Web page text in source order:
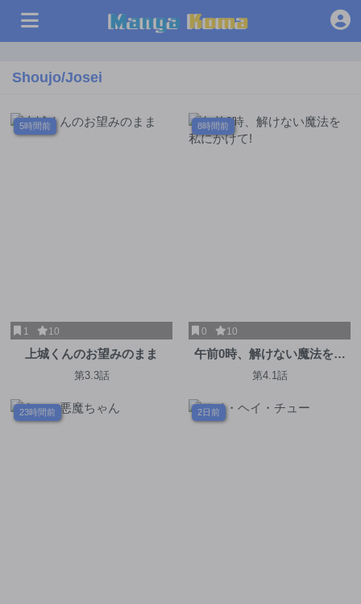
Shoujo/Josei
5時間前
1 10
上城くんのお望みのまま
第3.3話
8時間前
0 10
午前0時、解けない魔法を私
にかけて!
第4.1話
23時間前 2日前